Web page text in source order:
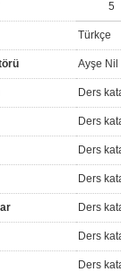
5
Türkçe
Ayşe Nil
Ders
Ders
Ders
Ders
Ders
Ders
Ders